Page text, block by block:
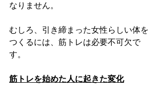
なりません。
むしろ、引き締まった女性らしい体を
つくるには、筋トレは必要不可欠で
す。
筋トレを始めた人に起きた変化